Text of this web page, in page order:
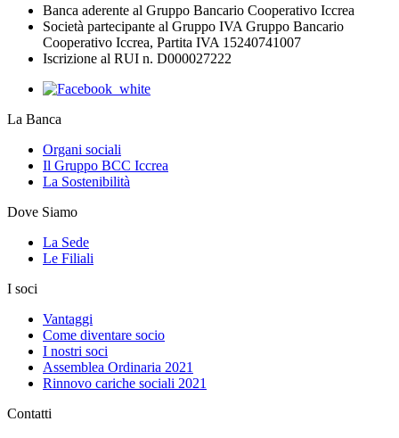
Banca aderente al Gruppo Bancario Cooperativo Iccrea
Società partecipante al Gruppo IVA Gruppo Bancario
Cooperativo Iccrea, Partita IVA 15240741007
Iscrizione al RUI n. D000027222
La Banca
Organi sociali
Il Gruppo BCC Iccrea
La Sostenibilità
Dove Siamo
La Sede
Le Filiali
I soci
Vantaggi
Come diventare socio
I nostri soci
Assemblea Ordinaria 2021
Rinnovo cariche sociali 2021
Contatti